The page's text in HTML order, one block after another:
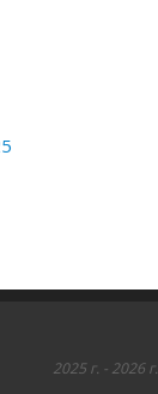
2025 г. - 2026 г.